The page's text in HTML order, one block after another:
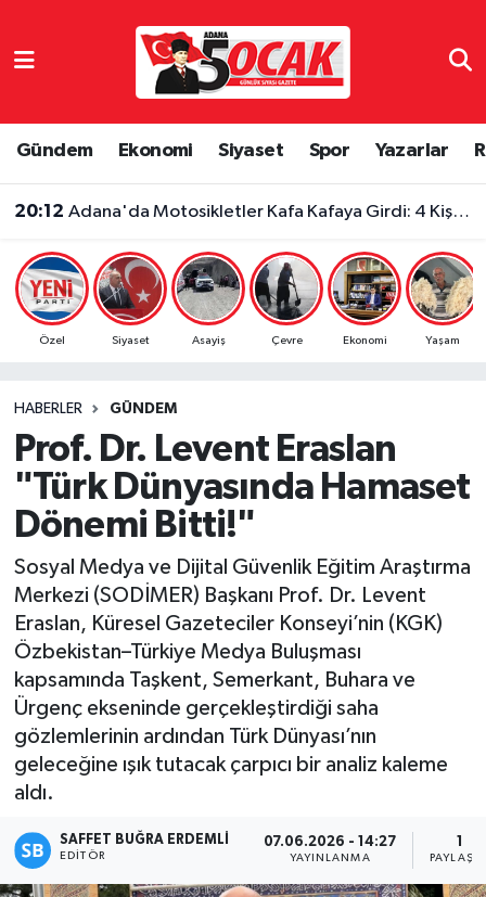
Gündem Ekonomi Siyaset Spor Yazarlar
20:12 Adana'da Motosikletler Kafa Kafaya Girdi: 4 Kişi Yaralandı
Özel Siyaset Asayiş Çevre Ekonomi Yaşam
HABERLER GÜNDEM
Prof. Dr. Levent Eraslan
"Türk Dünyasında Hamaset
Dönemi Bitti!"
Sosyal Medya ve Dijital Güvenlik Eğitim Araştırma
Merkezi (SODİMER) Başkanı Prof. Dr. Levent
Eraslan, Küresel Gazeteciler Konseyi’nin (KGK)
Özbekistan–Türkiye Medya Buluşması
kapsamında Taşkent, Semerkant, Buhara ve
Ürgenç ekseninde gerçekleştirdiği saha
gözlemlerinin ardından Türk Dünyası’nın
geleceğine ışık tutacak çarpıcı bir analiz kaleme
aldı.
SAFFET BUĞRA ERDEMLI
EDITÖR
07.06.2026 - 14:27
YAYINLANMA
Dünya
Eğitim
Gündem
Haber Reklam
Magazin
Özel
Resmi İlanlar
Sağlık
Siyaset
Yaşam
Adana Nöbetçi Eczaneler
Adana Trafik Yoğunluk Haritası
Süper Lig Puan Durumu ve Fikstür
Son Dakika Haberleri
Haber Arşivi